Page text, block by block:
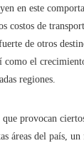
en este
costos de
de otros
como el
regiones.
provocan
áreas del país,